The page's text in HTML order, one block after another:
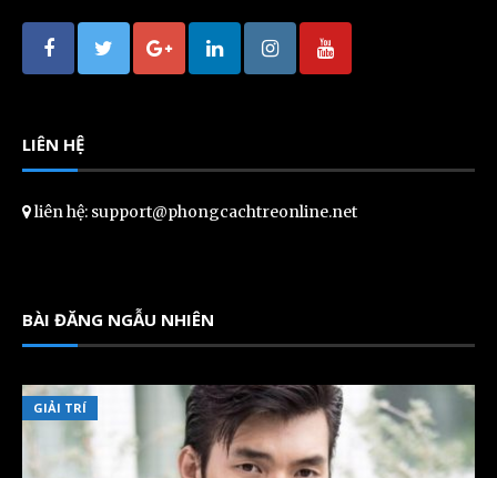
LIÊN HỆ
liên hệ: support@phongcachtreonline.net
BÀI ĐĂNG NGẪU NHIÊN
GIẢI TRÍ